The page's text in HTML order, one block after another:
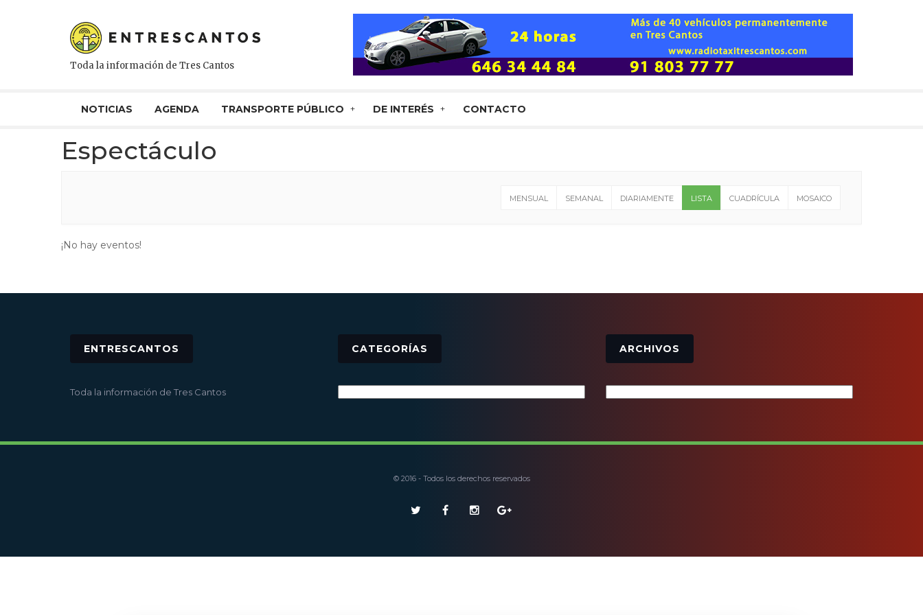
Toda la información de Tres Cantos
NOTICIAS AGENDA TRANSPORTE PÚBLICO DE INTERÉS CONTACTO
Espectáculo
MENSUAL SEMANAL DIARIAMENTE LISTA CUADRÍCULA MOSAICO
¡No hay eventos!
ENTRESCANTOS
Toda la información de Tres Cantos
CATEGORÍAS ARCHIVOS
© 2016 - Todos los derechos reservados